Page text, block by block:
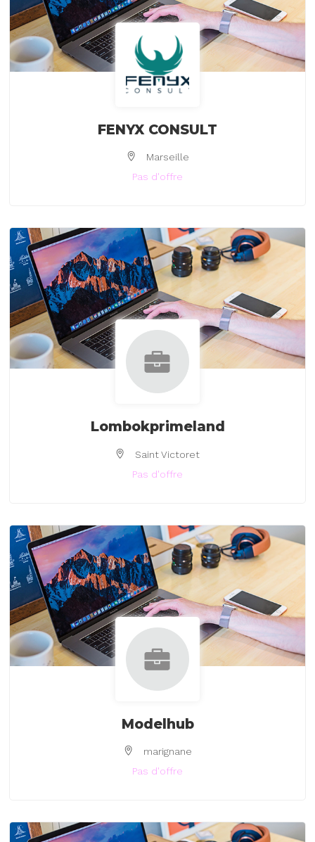
FENYX CONSULT
Marseille
Pas d'offre
Lombokprimeland
Saint Victoret
Pas d'offre
Modelhub
marignane
Pas d'offre